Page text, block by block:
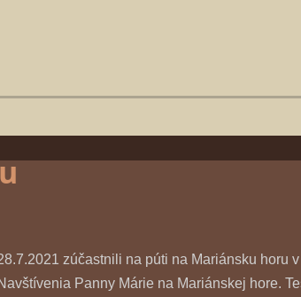
zúčastnili na púti na Mariánsku horu
Panny Márie na Mariánskej hore.